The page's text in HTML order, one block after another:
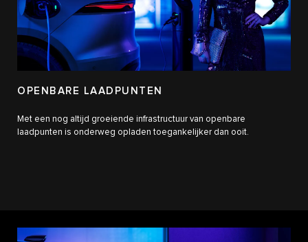
OPENBARE LAADPUNTEN
Met een nog altijd groeiende infrastructuur van openbare
laadpunten is onderweg opladen toegankelijker dan ooit.